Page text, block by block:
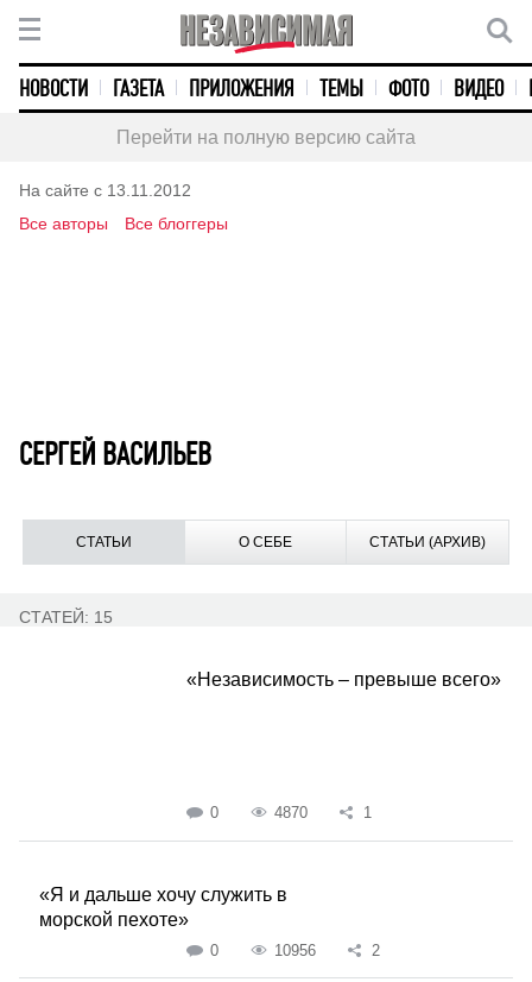
НОВОСТИ ГАЗЕТА ПРИЛОЖЕНИЯ ТЕМЫ ФОТО ВИДЕО
Перейти на полную версию сайта
На сайте с 13.11.2012
Все авторы
Все блоггеры
СЕРГЕЙ ВАСИЛЬЕВ
СТАТЬИ О СЕБЕ СТАТЬИ (АРХИВ)
СТАТЕЙ: 15
«Независимость – превыше всего»
0 4870 1
«Я и дальше хочу служить в
морской пехоте»
0 10956 2